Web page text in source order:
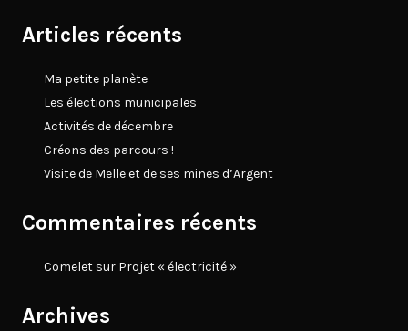
Articles récents
Ma petite planète
Les élections municipales
Activités de décembre
Créons des parcours !
Visite de Melle et de ses mines d’Argent
Commentaires récents
Comelet sur Projet « électricité »
Archives